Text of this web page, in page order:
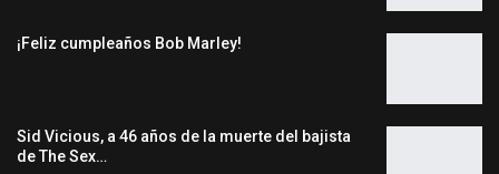
¡Feliz cumpleaños Bob Marley!
Sid Vicious, a 46 años de la muerte del bajista
de The Sex…